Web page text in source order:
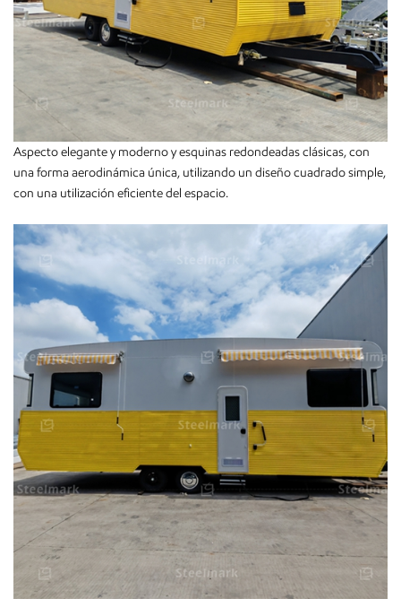
Aspecto elegante y moderno y esquinas redondeadas clásicas, con
una forma aerodinámica única, utilizando un diseño cuadrado simple,
con una utilización eficiente del espacio.